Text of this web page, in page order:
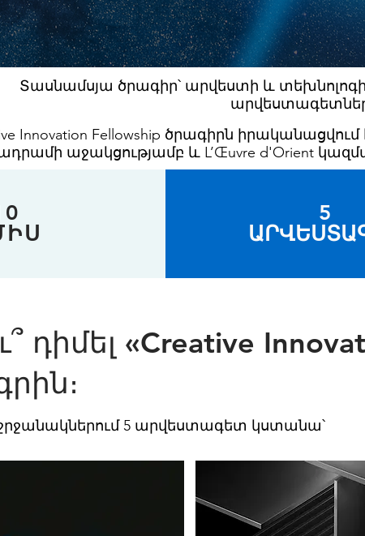
Տասնամսյա ծրագիր՝ արվեստի և
Innovation Fellowship ծրագիրն
աջակցությամբ և L’Œuvre d'Orient
5
դիմել «Creative
5 արվեստագետ կստանա՝